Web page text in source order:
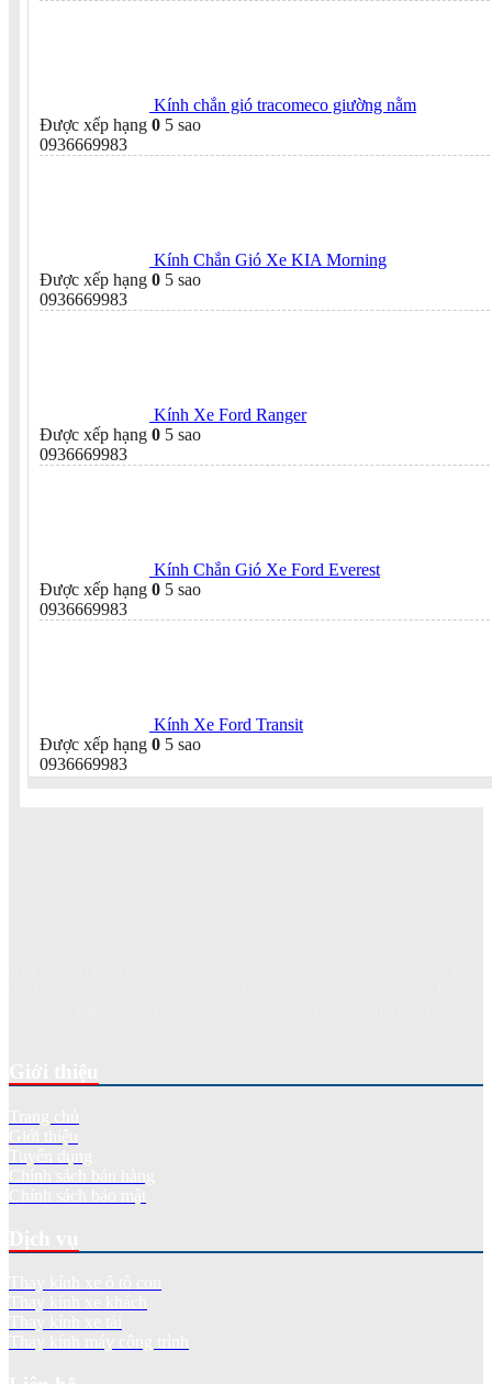
Kính chắn gió tracomeco giường nằm
Được xếp hạng 0 5 sao
0936669983
Kính Chắn Gió Xe KIA Morning
Được xếp hạng 0 5 sao
0936669983
Kính Xe Ford Ranger
Được xếp hạng 0 5 sao
0936669983
Kính Chắn Gió Xe Ford Everest
Được xếp hạng 0 5 sao
0936669983
Kính Xe Ford Transit
Được xếp hạng 0 5 sao
0936669983